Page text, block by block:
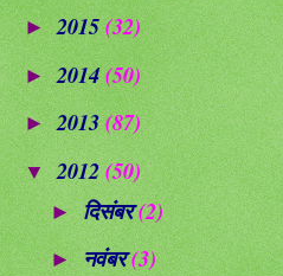
►2015(32)
►2014(50)
►2013(87)
▼2012(50)
►दिसंबर(2)
►नवंबर(3)